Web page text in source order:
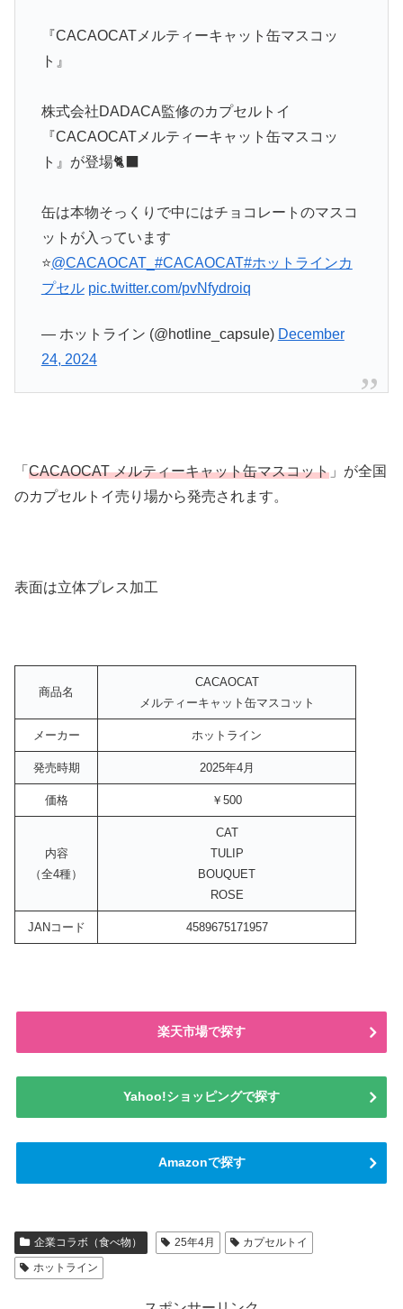
『CACAOCATメルティーキャット缶マスコッ
ト』
株式会社DADACA監修のカプセルトイ
『CACAOCATメルティーキャット缶マスコッ
ト』が登場🐈‍⬛
缶は本物そっくりで中にはチョコレートのマスコ
ットが入っています
⭐️@CACAOCAT_ #CACAOCAT#ホットラインカ
プセル pic.twitter.com/pvNfydroiq
— ホットライン (@hotline_capsule) December
24, 2024
「 CACAOCAT メルティーキャット缶マスコット 」が全国
のカプセルトイ売り場から発売されます。
表面は立体プレス加工
商品名
CACAOCAT
メルティーキャット缶マスコット
メーカー ホットライン
発売時期 2025年4月
価格 ￥500
内容
（全4種）
CAT
TULIP
BOUQUET
ROSE
JANコード 4589675171957
楽天市場で探す
Yahoo!ショッピングで探す
Amazonで探す
企業コラボ（食べ物） 25年4月
カプセルトイ
ホットライン